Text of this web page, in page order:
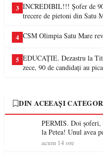
3 INCREDIBIL!!! Șofer de
trecere de pietoni din Satu
4 CSM Olimpia Satu Mare
5 EDUCAȚIE. Dezastru la
zece, 90 de candidați au
DIN ACEEAȘI
PERMIS. Doi șoferi,
la Petea! Unul avea
niciodată permis
acum 14 ore